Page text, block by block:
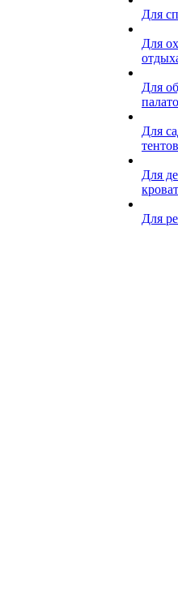
Для
Для
Для
Для
Для
Для